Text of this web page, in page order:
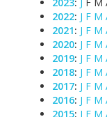
2022: J F M
2021: J F M
2020: J F M
2019: J F M
2018: J F M
2017: J F M
2016: J F M
2015: J F M